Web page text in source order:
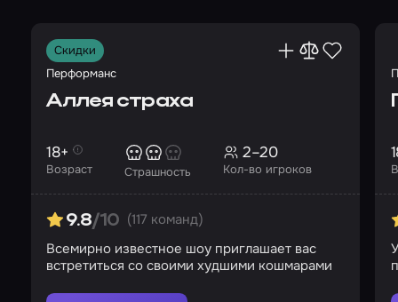
Скидки
Перформанс
Аллея страха
Возраст
18+
Страшность Кол-во игроков
2–20
9.8/10 (117 команд)
Всемирно известное шоу приглашает вас
встретиться со своими худшими кошмарами